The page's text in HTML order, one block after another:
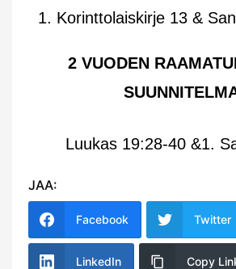
1. Korinttolaiskirje 13 &
2 VUODEN
Luukas 19:28-40 &1.
JAA:
Facebook Twitter
LinkedIn Copy